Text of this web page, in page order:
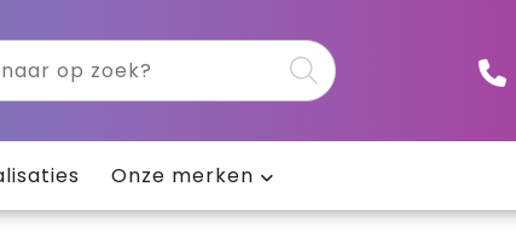
Onze merken